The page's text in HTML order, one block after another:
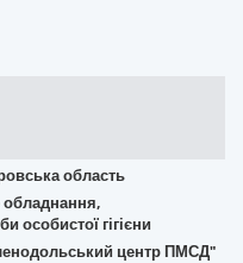
область
обладнання,
особистої гігієни
центр ПМСД"